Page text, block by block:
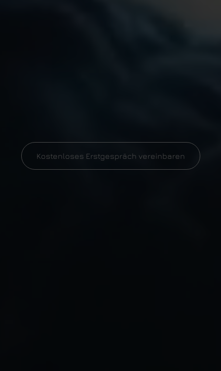
Kostenloses Erstgespräch vereinbaren